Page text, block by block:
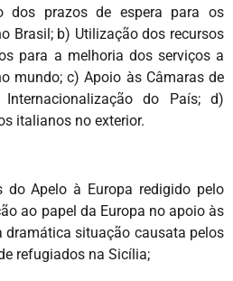
dos prazos de espera para os
Brasil; b) Utilização dos recursos
para a melhoria dos serviços a
mundo; c) Apoio às Câmaras de
do País; d)
italianos no exterior.
do Apelo à Europa redigido pelo
ao papel da Europa no apoio às
dramática situação causata pelos
refugiados na Sicília;